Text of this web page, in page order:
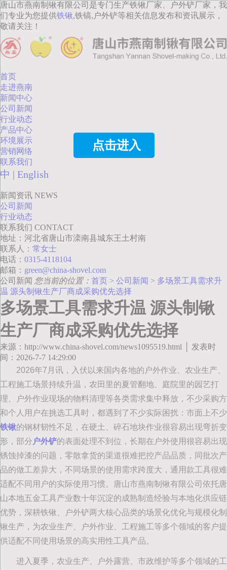
点击进入
唐山市燕南制锹有限公司是专门生产铁锹厂家、户外铲厂家，我
们专业为您提供铁锹,铁镐,户外铲等相关信息发布和资讯展示，
敬请关注！
首页
走进燕南
新闻中心
公司新闻
行业动态
产品中心
环境展示
营销网络
联系我们
中 | English
新闻资讯 NEWS
公司新闻
行业动态
联系我们 CONTACT
地址：河北省唐山市滦南县城东王土村南
联系人： 常女士
电话： 0315-4118104
邮箱： green@china-shovel.com
公司新闻 您当前的位置： 首页 > 公司新闻 > 多场景工具需求升
温 源头制锹生产厂商成采购优先选择
多场景工具需求升温 源头制锹
生产厂商成采购优先选择
来源：http://www.china-shovel.com/news1095519.html │ 发表时
间：2026-7-7 14:29:00
2026年7月讯，入伏以来国内各地的户外作业、农业生产、
工程施工场景持续升温，农田里的夏管翻地、庭院里的园艺打
理、户外作业现场的物料清理等各类需求集中释放，不少采购方
和个人用户在挑选工具时，都遇到了不少实际困扰：市面上不少
铁锹的钢材韧性不足，在硬土、碎石地块作业很容易出现弯折变
形，部分 户外铲的表面处理不到位，长期在户外使用很容易出现
锈蚀掉漆的问题，零散拿货的渠道很难把控产品品质，同批次产
品的做工差异大，不同场景的使用需求跨度大，通用款工具很难
适配不同用户的实际使用习惯。唐山市燕南制锹有限公司依托唐
山本地五金工具产业数十年沉淀的成熟制造经验与本地化供应链
优势，深耕铁锹、户外铲两大核心品类的场景化优化与规模化制
锹生产，为农业生产、户外作业、工程施工等多个领域的客户提
供适配不同使用场景的高实用性工具产品。
进入夏季，农业生产、户外露营、市政维护等多个领域的工